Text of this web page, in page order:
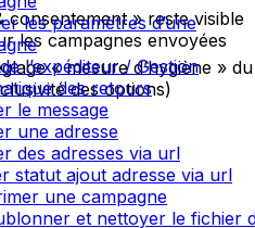
les paramètres d’une
l’expéditeur / Gestion
des retours
le message
une adresse
des adresses via url
statut ajout adresse via url
une campagne
et nettoyer le fichier
consentement » reste visible
les campagnes envoyées
« mesure d’hygiène » du
des options)